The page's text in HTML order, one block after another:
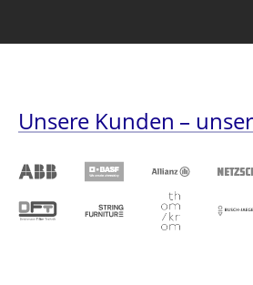
Unsere Kunden –